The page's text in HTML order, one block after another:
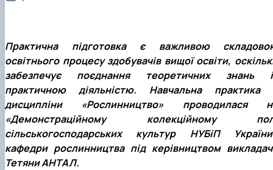
Практична підготовка є важливою
освітнього процесу здобувачів вищої освіти,
забезпечує поєднання теоретичних знань
практичною діяльністю. Навчальна практика
дисципліни «Рослинництво» проводилася
«Демонстраційному колекційному
сільськогосподарських культур НУБіП
кафедри рослинництва під керівництвом
Тетяни АНТАЛ.